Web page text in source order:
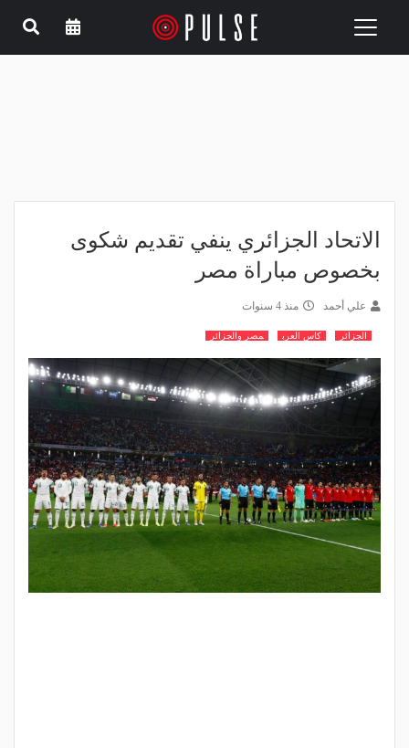
Toggle
الاتحاد الجزائري ينفي تقديم شكوى
بخصوص مباراة مصر
علي أحمد منذ 4 سنوات
الجزائر كاس العرب مصر والجزائر